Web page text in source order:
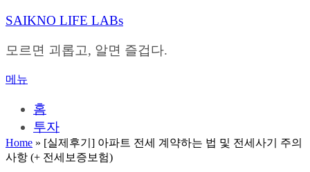
내
으
바
SAIKNO LIFE LABs
모르면 괴롭고, 알면 즐겁다.
메뉴
홈
투자
Home » [실제후기] 아파트 전세 계약하는 법 및 전세사기 주의
사항 (+ 전세보증보험)